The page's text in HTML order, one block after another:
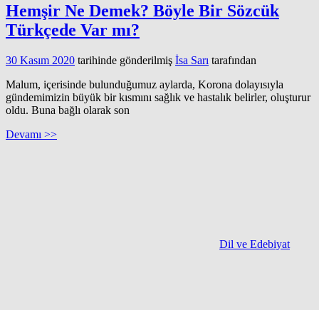
Hemşir Ne Demek? Böyle Bir Sözcük
Türkçede Var mı?
30 Kasım 2020 tarihinde gönderilmiş İsa Sarı tarafından
Malum, içerisinde bulunduğumuz aylarda, Korona dolayısıyla
gündemimizin büyük bir kısmını sağlık ve hastalık belirler, oluşturur
oldu. Buna bağlı olarak son
Devamı >>
Dil ve Edebiyat